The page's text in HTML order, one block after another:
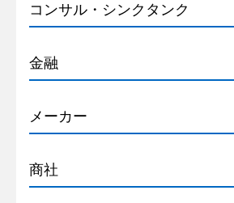
コンサル・シンクタンク
金融
メーカー
商社